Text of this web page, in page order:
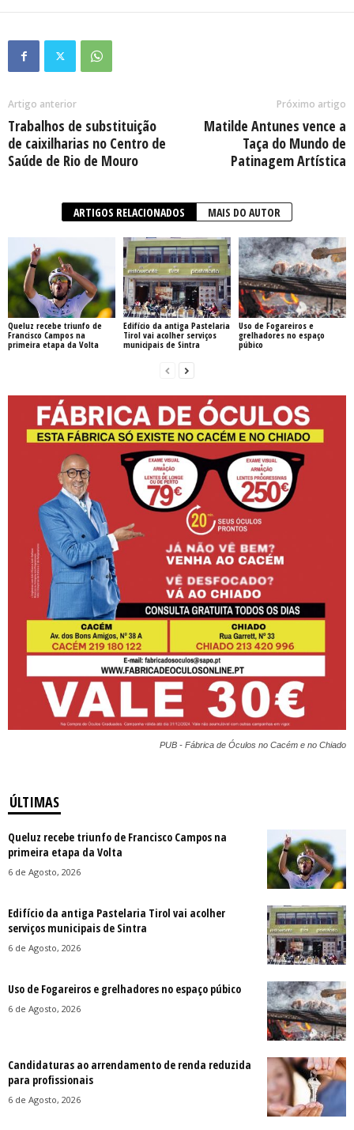
Artigo anterior
Trabalhos de substituição
de caixilharias no Centro de
Saúde de Rio de Mouro
Próximo artigo
Matilde Antunes vence a
Taça do Mundo de
Patinagem Artística
ARTIGOS RELACIONADOS MAIS DO AUTOR
Queluz recebe triunfo de
Francisco Campos na
primeira etapa da Volta
Edifício da antiga Pastelaria
Tirol vai acolher serviços
municipais de Sintra
Uso de Fogareiros e
grelhadores no espaço
púbico
PUB - Fábrica de Óculos no Cacém e no Chiado
ÚLTIMAS
Queluz recebe triunfo de Francisco Campos na
primeira etapa da Volta
6 de Agosto, 2026
Edifício da antiga Pastelaria Tirol vai acolher
serviços municipais de Sintra
6 de Agosto, 2026
Uso de Fogareiros e grelhadores no espaço púbico
6 de Agosto, 2026
Candidaturas ao arrendamento de renda reduzida
para profissionais
6 de Agosto, 2026